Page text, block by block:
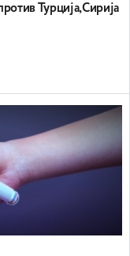
Турција,Сирија